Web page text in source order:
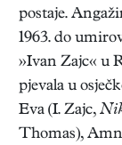
postaje.
1963. do
»Ivan Zajc« u
pjevala u
Eva (I. Zajc,
Thomas),